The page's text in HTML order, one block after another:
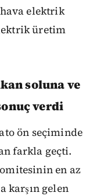
elektrik
üretim
soluna ve
verdi
ön seçiminde
farkla geçti.
en az
karşın gelen